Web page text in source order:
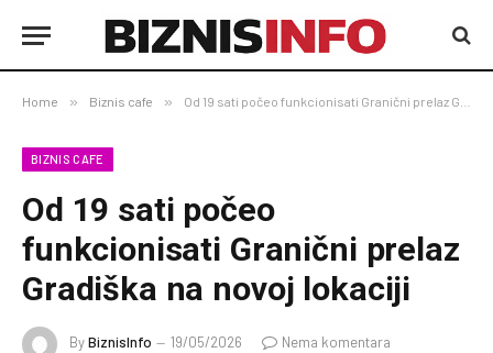
Home » Biznis cafe » Od 19 sati počeo funkcionisati Granični prelaz Gradiška na novoj lokaciji
BIZNIS CAFE
Od 19 sati počeo
funkcionisati Granični prelaz
Gradiška na novoj lokaciji
ByBiznisInfo 19/05/2026
Nema komentara